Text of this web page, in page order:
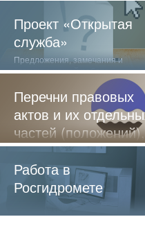
Проект «Открытая
служба»
Предложения, замечания и
отзывы о нашей работе
Перечни правовых
актов и их
частей (положений),
содержащие
обязательные
требования
Работа в
Росгидромете